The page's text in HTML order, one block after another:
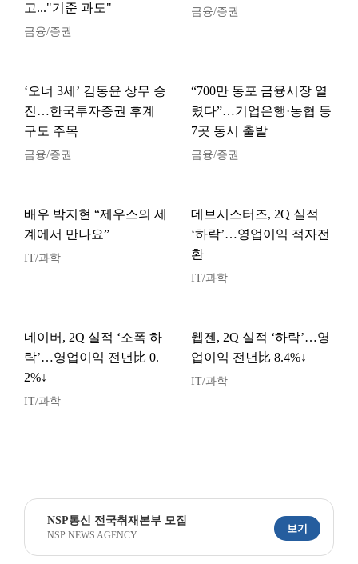
고..."기준 과도"
금융/증권
금융/증권
‘오너 3세’ 김동윤 상무 승
진…한국투자증권 후계
구도 주목
금융/증권
“700만 동포 금융시장 열
렸다”…기업은행·농협 등
7곳 동시 출발
금융/증권
배우 박지현 “제우스의 세
계에서 만나요”
IT/과학
데브시스터즈, 2Q 실적
‘하락’…영업이익 적자전
환
IT/과학
네이버, 2Q 실적 ‘소폭 하
락’…영업이익 전년比 0.
2%↓
IT/과학
웹젠, 2Q 실적 ‘하락’…영
업이익 전년比 8.4%↓
IT/과학
NSP통신 전국취재본부 모집
NSP NEWS AGENCY
보기